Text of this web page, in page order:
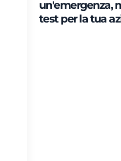
un'emergenza,
test per la tua